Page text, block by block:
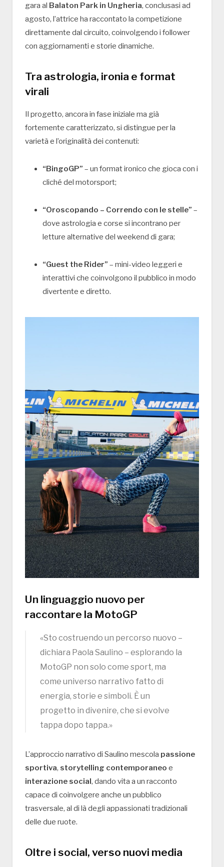
gara al Balaton Park in Ungheria, conclusasi ad
agosto, l’attrice ha raccontato la competizione
direttamente dal circuito, coinvolgendo i follower
con aggiornamenti e storie dinamiche.
Tra astrologia, ironia e format
virali
Il progetto, ancora in fase iniziale ma già
fortemente caratterizzato, si distingue per la
varietà e l’originalità dei contenuti:
“BingoGP” – un format ironico che gioca con i
cliché del motorsport;
“Oroscopando – Correndo con le stelle” –
dove astrologia e corse si incontrano per
letture alternative del weekend di gara;
“Guest the Rider” – mini-video leggeri e
interattivi che coinvolgono il pubblico in modo
divertente e diretto.
Un linguaggio nuovo per
raccontare la MotoGP
«Sto costruendo un percorso nuovo –
dichiara Paola Saulino – esplorando la
MotoGP non solo come sport, ma
come universo narrativo fatto di
energia, storie e simboli. È un
progetto in divenire, che si evolve
tappa dopo tappa.»
L’approccio narrativo di Saulino mescola passione
sportiva, storytelling contemporaneo e
interazione social, dando vita a un racconto
capace di coinvolgere anche un pubblico
trasversale, al di là degli appassionati tradizionali
delle due ruote.
Oltre i social, verso nuovi media